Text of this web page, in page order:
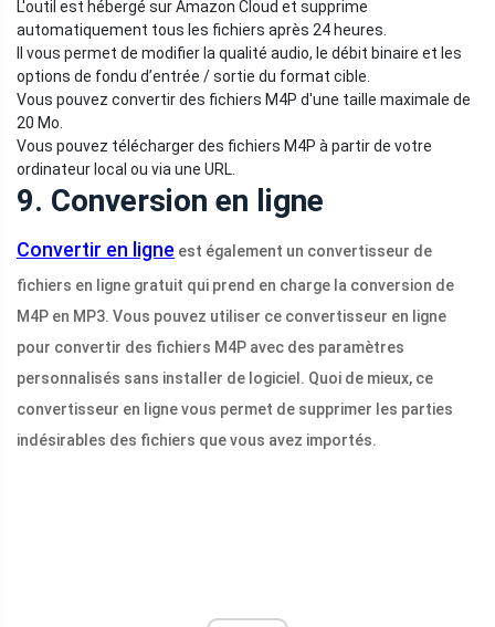
L'outil est hébergé sur Amazon Cloud et supprime
automatiquement tous les fichiers après 24 heures.
Il vous permet de modifier la qualité audio, le débit binaire et les
options de fondu d’entrée / sortie du format cible.
Vous pouvez convertir des fichiers M4P d'une taille maximale de
20 Mo.
Vous pouvez télécharger des fichiers M4P à partir de votre
ordinateur local ou via une URL.
9. Conversion en ligne
Convertir en ligne est également un convertisseur de
fichiers en ligne gratuit qui prend en charge la conversion de
M4P en MP3. Vous pouvez utiliser ce convertisseur en ligne
pour convertir des fichiers M4P avec des paramètres
personnalisés sans installer de logiciel. Quoi de mieux, ce
convertisseur en ligne vous permet de supprimer les parties
indésirables des fichiers que vous avez importés.